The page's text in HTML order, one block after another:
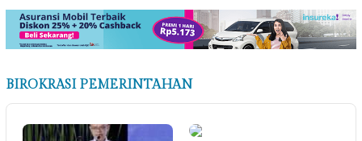
BIROKRASI PEMERINTAHAN